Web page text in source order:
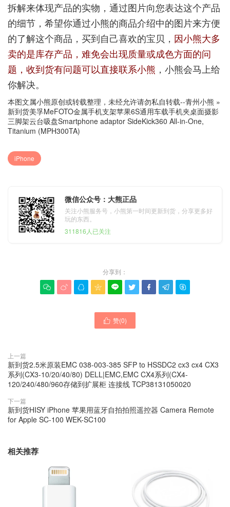
拆解来体现产品的实物，通过图片向您表达这个产品
的细节，希望你通过小熊的商品介绍中的图片来方便
的了解这个商品，买到自己喜欢的宝贝， 因小熊大多
卖的是库存产品，难免会出现质量或成色方面的问
题，收到货有问题可以直接联系小熊 ，小熊会马上给
你解决。
本图文属小熊原创或转载整理，未经允许请勿私自转载--青州小熊 »
新到货美孚MeFOTO金属手机支架苹果6S通用车载手机夹桌面摄影
三脚架云台吸盘Smartphone adaptor SideKick360 All-in-One,
Titanium (MPH300TA)
iPhone
微信公众号：大熊正品
关注小熊服务号，小熊第一时间更新到货，分享更多好
玩的东西。
311816人已关注
分享到：
        
 赞(0)
上一篇
新到货2.5米原装EMC 038-003-385 SFP to HSSDC2 cx3 cx4 CX3
系列(CX3-10/20/40/80) DELL|EMC,EMC CX4系列(CX4-
120/240/480/960存储到扩展柜 连接线 TCP38131050020
下一篇
新到货HISY iPhone 苹果用蓝牙自拍拍照遥控器 Camera Remote
for Apple SC-100 WEK-SC100
相关推荐